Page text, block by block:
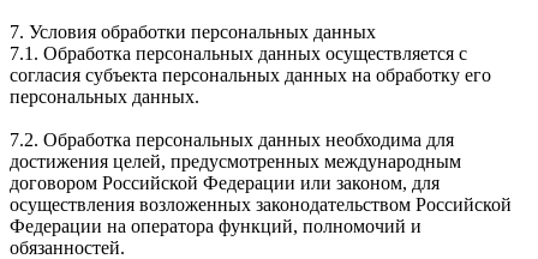
7. Условия обработки персональных данных
7.1. Обработка персональных данных осуществляется с
согласия субъекта персональных данных на обработку его
персональных данных.
7.2. Обработка персональных данных необходима для
достижения целей, предусмотренных международным
договором Российской Федерации или законом, для
осуществления возложенных законодательством Российской
Федерации на оператора функций, полномочий и
обязанностей.